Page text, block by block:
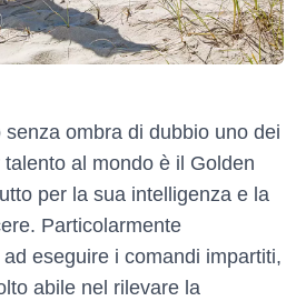
ombra di dubbio uno dei
al mondo è il Golden
per la sua intelligenza e la
Particolarmente
eseguire i comandi impartiti,
abile nel rilevare la